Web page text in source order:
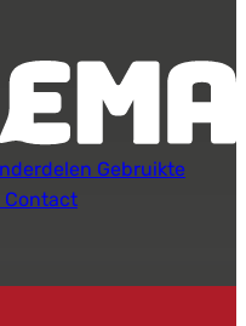
Gebruikte
Contact